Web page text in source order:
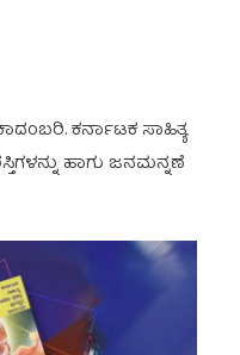
ಕರ್ನಾಟಕ ಸಾಹಿತ್ಯ
ಹಾಗು ಜನಮನ್ನಣೆ